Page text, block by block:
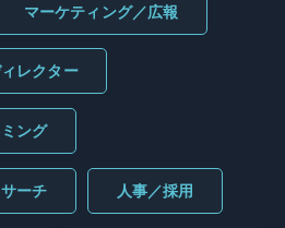
マーケティング／広報
レクター
ング
ーチ 人事／採用